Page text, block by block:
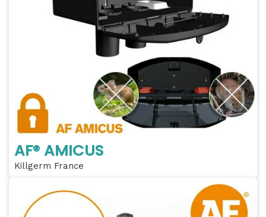
AF® AMICUS
Killgerm France